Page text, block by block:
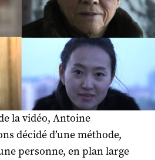
la vidéo, Antoine
décidé d’une méthode,
personne, en plan large